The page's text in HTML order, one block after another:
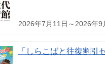
2026年7月11日～2026年9
「しらこばと往復割引